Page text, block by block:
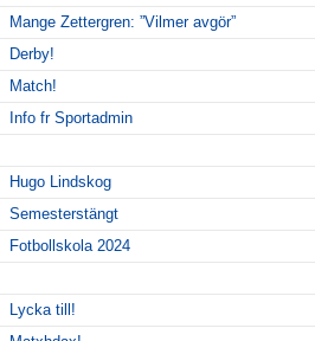
Mange Zettergren: ”Vilmer avgör”
Derby!
Match!
Info fr Sportadmin
Hugo Lindskog
Semesterstängt
Fotbollskola 2024
Lycka till!